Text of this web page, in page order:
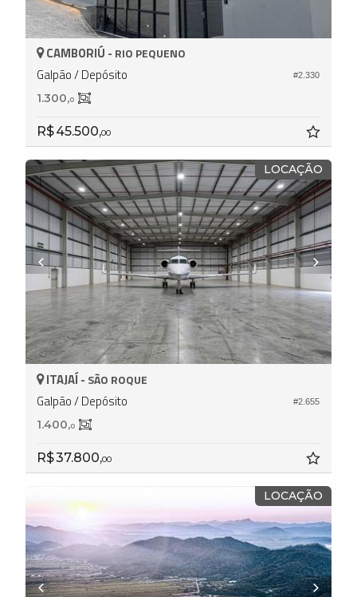
#2.330
CAMBORIÚ - RIO PEQUENO
Galpão / Depósito
1.300,0
R$ 45.500,00
LOCAÇÃO
#2.655
ITAJAÍ - SÃO ROQUE
Galpão / Depósito
1.400,0
R$ 37.800,00
LOCAÇÃO